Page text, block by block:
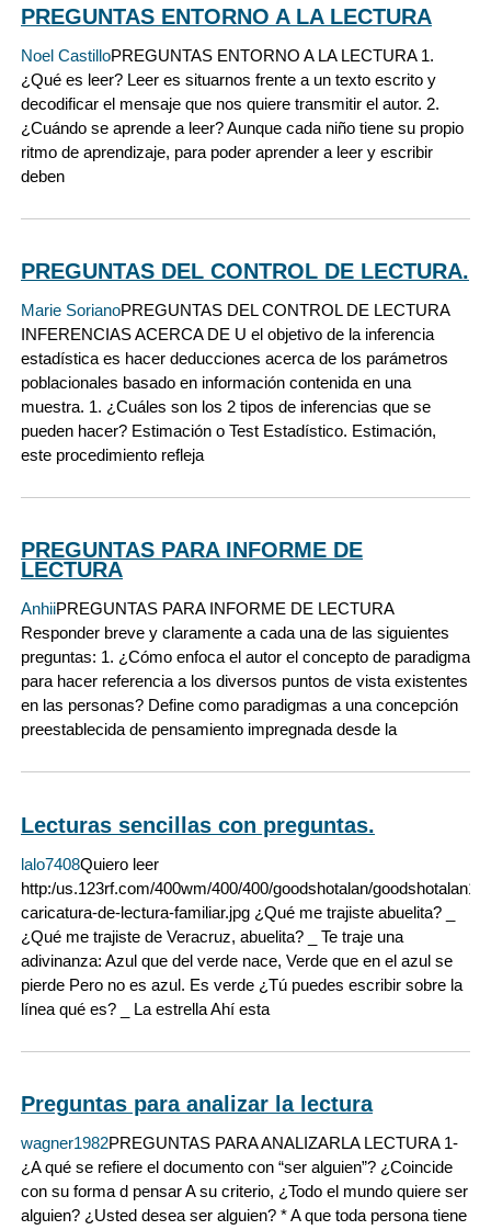
PREGUNTAS ENTORNO A LA LECTURA
Noel CastilloPREGUNTAS ENTORNO A LA LECTURA 1.
¿Qué es leer? Leer es situarnos frente a un texto escrito y
decodificar el mensaje que nos quiere transmitir el autor. 2.
¿Cuándo se aprende a leer? Aunque cada niño tiene su propio
ritmo de aprendizaje, para poder aprender a leer y escribir
deben
PREGUNTAS DEL CONTROL DE LECTURA.
Marie SorianoPREGUNTAS DEL CONTROL DE LECTURA
INFERENCIAS ACERCA DE U el objetivo de la inferencia
estadística es hacer deducciones acerca de los parámetros
poblacionales basado en información contenida en una
muestra. 1. ¿Cuáles son los 2 tipos de inferencias que se
pueden hacer? Estimación o Test Estadístico. Estimación,
este procedimiento refleja
PREGUNTAS PARA INFORME DE
LECTURA
AnhiiPREGUNTAS PARA INFORME DE LECTURA
Responder breve y claramente a cada una de las siguientes
preguntas: 1. ¿Cómo enfoca el autor el concepto de paradigma
para hacer referencia a los diversos puntos de vista existentes
en las personas? Define como paradigmas a una concepción
preestablecida de pensamiento impregnada desde la
Lecturas sencillas con preguntas.
lalo7408Quiero leer
http:/us.123rf.com/400wm/400/400/goodshotalan/
caricatura-de-lectura-familiar.jpg ¿Qué me trajiste abuelita? _
¿Qué me trajiste de Veracruz, abuelita? _ Te traje una
adivinanza: Azul que del verde nace, Verde que en el azul se
pierde Pero no es azul. Es verde ¿Tú puedes escribir sobre la
línea qué es? _ La estrella Ahí esta
Preguntas para analizar la lectura
wagner1982PREGUNTAS PARA ANALIZARLA LECTURA 1-
¿A qué se refiere el documento con “ser alguien”? ¿Coincide
con su forma d pensar A su criterio, ¿Todo el mundo quiere ser
alguien? ¿Usted desea ser alguien? * A que toda persona tiene